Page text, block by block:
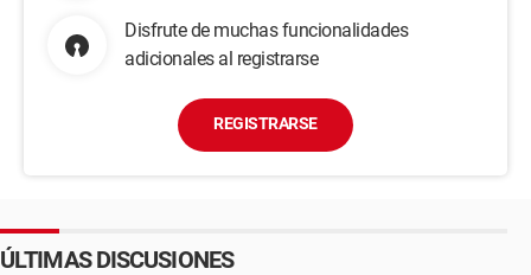
Disfrute de muchas funcionalidades
adicionales al registrarse
REGISTRARSE
ÚLTIMAS DISCUSIONES